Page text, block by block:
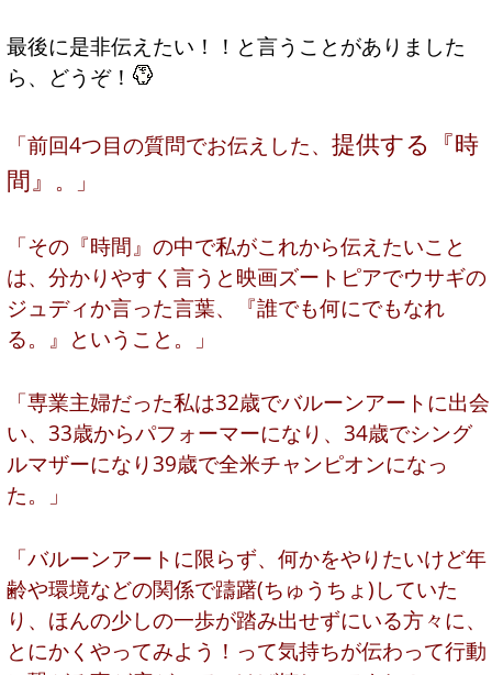
最後に是非伝えたい！！と言うことがありました
ら、どうぞ！
「前回4つ目の質問でお伝えした、 提供する『時
間』 。」
「その『時間』の中で私がこれから伝えたいこと
は、分かりやすく言うと映画ズートピアでウサギの
ジュディか言った言葉、『誰でも何にでもなれ
る。』ということ。」
「専業主婦だった私は32歳でバルーンアートに出会
い、33歳からパフォーマーになり、34歳でシング
ルマザーになり39歳で全米チャンピオンになっ
た。」
「バルーンアートに限らず、何かをやりたいけど年
齢や環境などの関係で躊躇(ちゅうちょ)していた
り、ほんの少しの一歩が踏み出せずにいる方々に、
とにかくやってみよう！って気持ちが伝わって行動